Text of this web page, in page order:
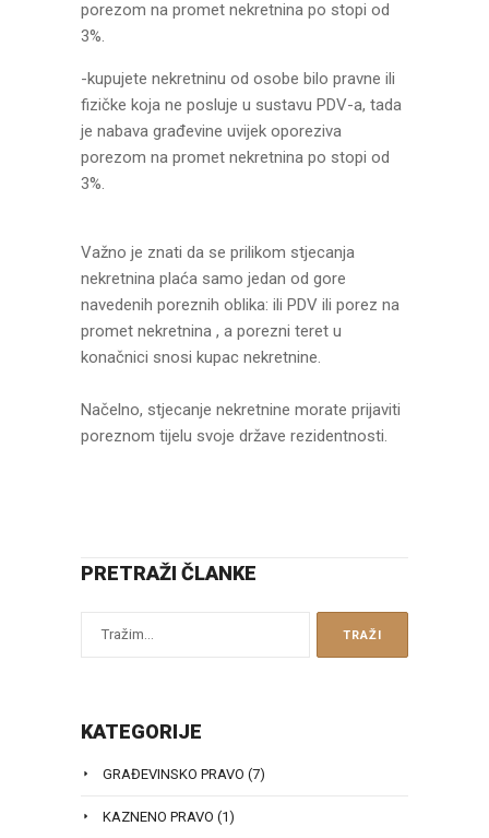
porezom na promet nekretnina po stopi od
3%.
-kupujete nekretninu od osobe bilo pravne ili
fizičke koja ne posluje u sustavu PDV-a, tada
je nabava građevine uvijek oporeziva
porezom na promet nekretnina po stopi od
3%.
Važno je znati da se prilikom stjecanja
nekretnina plaća samo jedan od gore
navedenih poreznih oblika: ili PDV ili porez na
promet nekretnina , a porezni teret u
konačnici snosi kupac nekretnine.
Načelno, stjecanje nekretnine morate prijaviti
poreznom tijelu svoje države rezidentnosti.
PRETRAŽI ČLANKE
KATEGORIJE
GRAĐEVINSKO PRAVO (7)
KAZNENO PRAVO (1)